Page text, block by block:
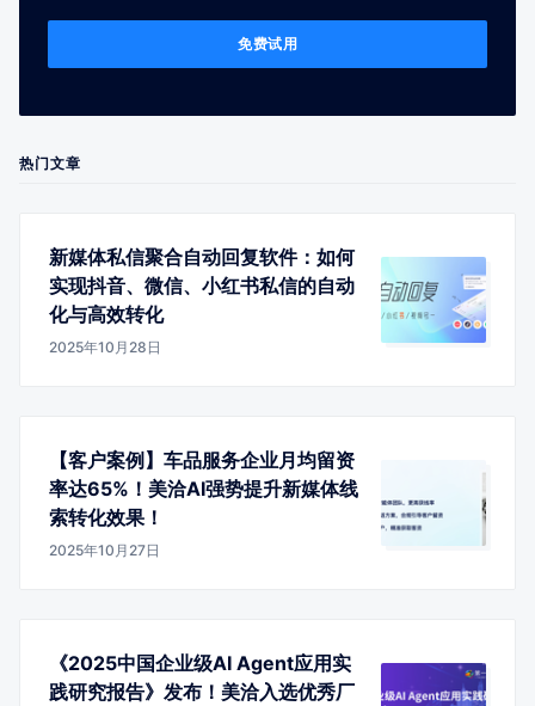
免费试用
热门文章
新媒体私信聚合自动回复软件：如何
实现抖音、微信、小红书私信的自动
化与高效转化
2025年10月28日
【客户案例】车品服务企业月均留资
率达65%！美洽AI强势提升新媒体线
索转化效果！
2025年10月27日
《2025中国企业级AI Agent应用实
践研究报告》发布！美洽入选优秀厂